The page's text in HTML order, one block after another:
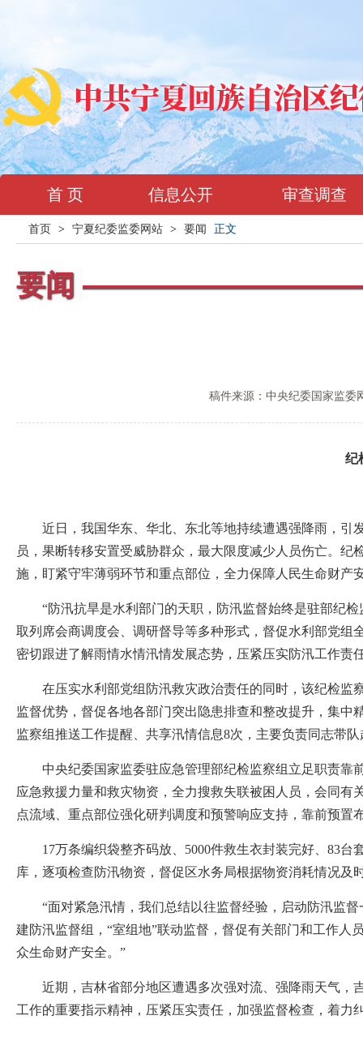
首 页 信息公开 审查调查
首页 > 宁夏纪委监委网站 > 要闻 正文
要闻
稿件来源：中央纪委国家监委
纪
近日，我国华东、华北、东北等地持续遭遇强降雨，引
员，果断转移安置受威胁群众，最大限度减少人员伤亡。
施，盯紧守牢薄弱环节和重点部位，全力保障人民生命财产
“防汛抗旱是水利部门的天职，防汛监督始终是驻部纪检
取列席会商调度会、调研督导等多种形式，督促水利部党组
密切跟进了解雨情水情汛情发展态势，压紧压实防汛工作责
在压实水利部党组防汛救灾政治责任的同时，该纪检监
监督优势，督促各地各部门突出隐患排查和整改提升，集
监察组推送工作提醒、共享汛情信息8次，主要负责同志带
中央纪委国家监委驻应急管理部纪检监察组立足职责靠
应急救援力量和救灾物资，全力搜救失联被困人员，会同
点流域、重点部位强化研判调度和预警响应支持，靠前预
17万条编织袋整齐码放、5000件救生衣封装完好、83台
库，逐项检查防汛物资，督促区水务局根据物资消耗情况及
“面对紧急汛情，我们总结以往监督经验，启动防汛监督
建防汛监督组，“室组地”联动监督，督促有关部门和工作
众生命财产安全。”
近期，吉林省部分地区遭遇多次强对流、强降雨天气，
工作的重要指示精神，压紧压实责任，加强监督检查，着